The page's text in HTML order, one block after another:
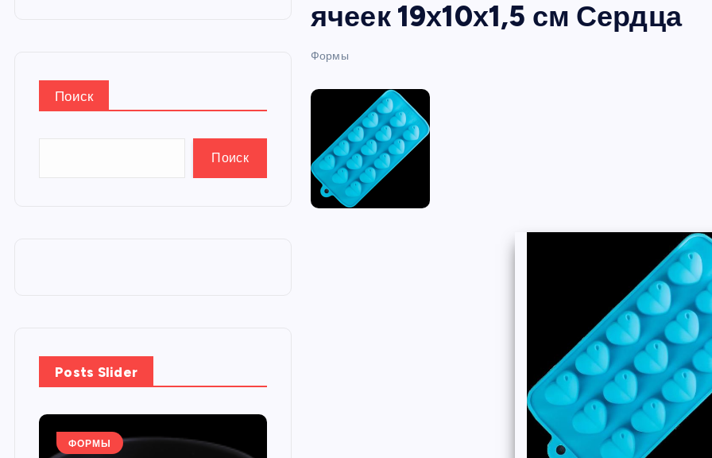
Поиск
Поиск
Posts Slider
ФОРМЫ ФОРМЫ
ячеек 19х10х1,5 см Сердца
Формы